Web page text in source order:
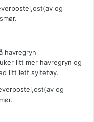
og
havregryn
litt mer havregryn og
litt lett syltetøy.
og